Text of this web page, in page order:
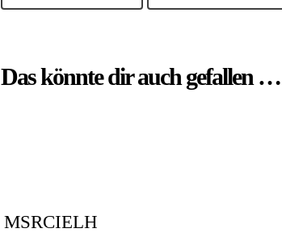
Das könnte dir auch gefallen …
MSRCIELH